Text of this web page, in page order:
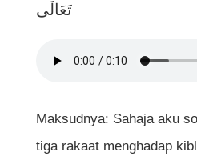
تَعَالَى
Maksudnya: Sahaja aku
tiga rakaat menghadap